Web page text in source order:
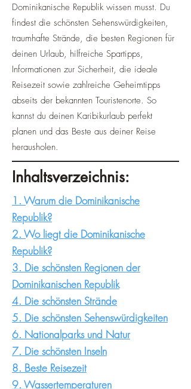
Dominikanische Republik wissen musst. Du
findest die schönsten Sehenswürdigkeiten,
traumhafte Strände, die besten Regionen für
deinen Urlaub, hilfreiche Spartipps,
Informationen zur Sicherheit, die ideale
Reisezeit sowie zahlreiche Geheimtipps
abseits der bekannten Touristenorte. So
kannst du deinen Karibikurlaub perfekt
planen und das Beste aus deiner Reise
herausholen.
Inhaltsverzeichnis:
1. Warum die Dominikanische
Republik?​
2. Wo liegt die Dominikanische
Republik?​
3. Die schönsten Regionen der
Dominikanischen Republik
4. Die schönsten Strände​
5. Die schönsten Sehenswürdigkeiten​
6. Nationalparks und Natur​
7. Die schönsten Inseln​
8. Beste Reisezeit​
9. Wassertemperaturen